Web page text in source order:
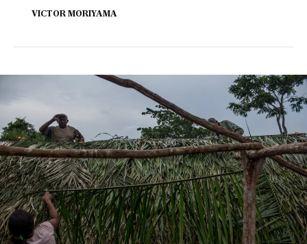
VICTOR MORIYAMA